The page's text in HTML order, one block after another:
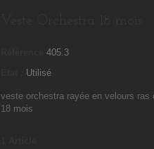
405.3
Utilisé
veste orchestra rayée en velours ras
18 mois